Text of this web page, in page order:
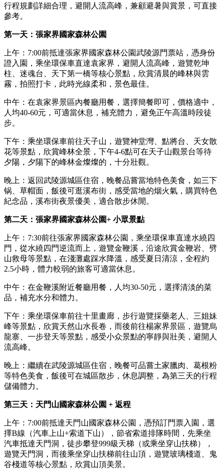
行程規劃詳細合理，避開人流高峰，兼顧避暑與賞景，可直接
參考。
第一天：張家界國家森林公園
上午：7:00前抵達張家界國家森林公園武陵源門票站，憑身份
證入園，乘坐環保車直達袁家界，避開人流高峰，遊覽乾坤
柱、迷魂台、天下第一橋等核心景點，欣賞清晨的峰林與雲
霧，拍照打卡，此時光線柔和，景色最佳。
中午：在袁家界景區內餐廳用餐，選擇簡餐即可，價格適中，
人均40-60元，可適當休息，補充體力，避免正午高溫時段徒
步。
下午：乘坐環保車前往天子山，遊覽神堂灣、點將台、天女散
花等景點，欣賞峰林全景，下午4-6點可在天子山觀景台等待
夕陽，夕陽下的峰林金燦燦的，十分壯觀。
晚上：返回武陵源城區住宿，晚餐品嘗當地特色美食，如三下
锅、草帽面，飯後可逛溪布街，感受當地的烟火氣，購買特色
紀念品，溪布街夜景優美，適合散步休閒。
第二天：張家界國家森林公園+ 小眾景點
上午：7:30前往張家界國家森林公園，乘坐環保車直達水繞四
門，從水繞四門逆流而上，遊覽金鞭溪，沿途欣賞金鞭岩、劈
山救母等景點，在淺灘處踩水降溫，感受夏日清涼，全程約
2.5小時，體力較弱的旅客可適當休息。
中午：在金鞭溪附近餐廳用餐，人均30-50元，選擇清淡的菜
品，補充水分和體力。
下午：乘坐環保車前往十里畫廊，步行遊覽採藥老人、三姐妹
峰等景點，欣賞天然山水長卷，而後前往楊家界景區，遊覽烏
龍寨、一步登天等景點，感受小众景點的寧靜與壯美，避開人
流高峰。
晚上：繼續在武陵源城區住宿，晚餐可品嘗土家臘肉、葛根粉
等特色美食，飯後可在城區散步，休息調整，為第三天的行程
儲備體力。
第三天：天門山國家森林公園 + 返程
上午：7:00前抵達天門山國家森林公園，憑預訂門票入園，選
擇B線（汽車上山+索道下山），節省索道排隊時間，先乘坐
汽車抵達天門洞，徒步攀登999級天梯（或乘坐穿山扶梯），
遊覽天門洞，而後乘坐穿山扶梯前往山頂，遊覽玻璃棧道、鬼
谷棧道等核心景點，欣賞山頂美景。